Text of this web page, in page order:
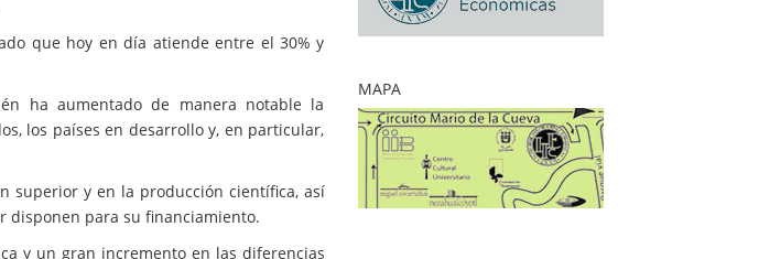
que hoy en día atiende entre el 30% y
ha aumentado de manera notable la
los países en desarrollo y, en particular,
superior y en la producción científica, así
disponen para su financiamiento.
y un gran incremento en las diferencias
MAPA